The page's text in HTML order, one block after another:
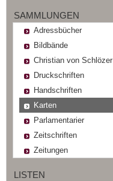
SAMMLUNGEN
Adressbücher
Bildbände
Christian von Schlözer
Druckschriften
Handschriften
Karten
Parlamentarier
Zeitschriften
Zeitungen
LISTEN